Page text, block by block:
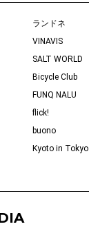
ランドネ
VINAVIS
SALT WORLD
Bicycle Club
FUNQ NALU
flick!
buono
Kyoto in Tokyo